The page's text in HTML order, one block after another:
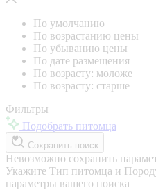
По умолчанию
По возрастанию цены
По убыванию цены
По дате размещения
По возрасту: моложе
По возрасту: старше
Фильтры
Подобрать питомца
Сохранить поиск
Невозможно сохранить
Укажите Тип питомца и
параметры вашего поиска